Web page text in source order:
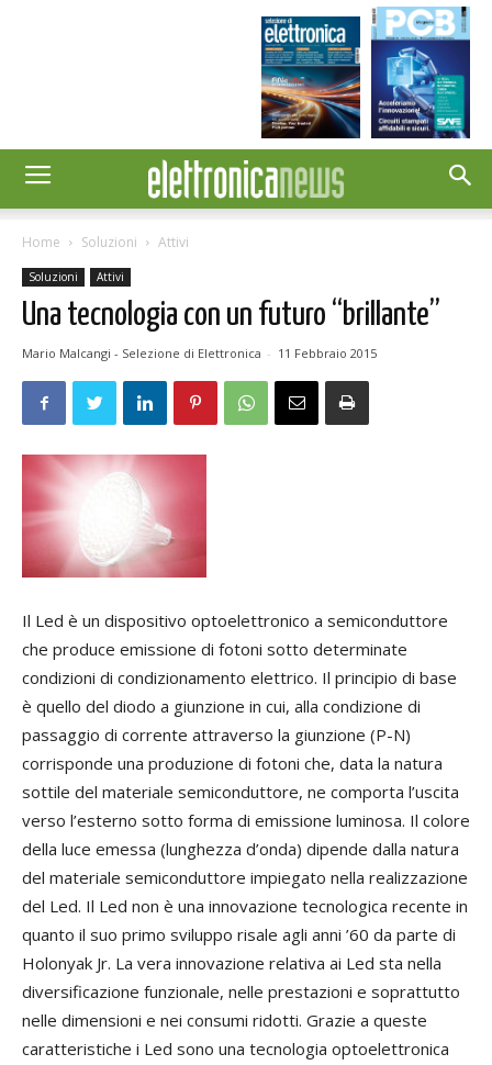
Home Soluzioni Attivi
Soluzioni Attivi
Una tecnologia con un futuro “brillante”
Mario Malcangi - Selezione di Elettronica - 11 Febbraio 2015
Il Led è un dispositivo optoelettronico a semiconduttore
che produce emissione di fotoni sotto determinate
condizioni di condizionamento elettrico. Il principio di base
è quello del diodo a giunzione in cui, alla condizione di
passaggio di corrente attraverso la giunzione (P-N)
corrisponde una produzione di fotoni che, data la natura
sottile del materiale semiconduttore, ne comporta l’uscita
verso l’esterno sotto forma di emissione luminosa. Il colore
della luce emessa (lunghezza d’onda) dipende dalla natura
del materiale semiconduttore impiegato nella realizzazione
del Led. Il Led non è una innovazione tecnologica recente in
quanto il suo primo sviluppo risale agli anni ’60 da parte di
Holonyak Jr. La vera innovazione relativa ai Led sta nella
diversificazione funzionale, nelle prestazioni e soprattutto
nelle dimensioni e nei consumi ridotti. Grazie a queste
caratteristiche i Led sono una tecnologia optoelettronica